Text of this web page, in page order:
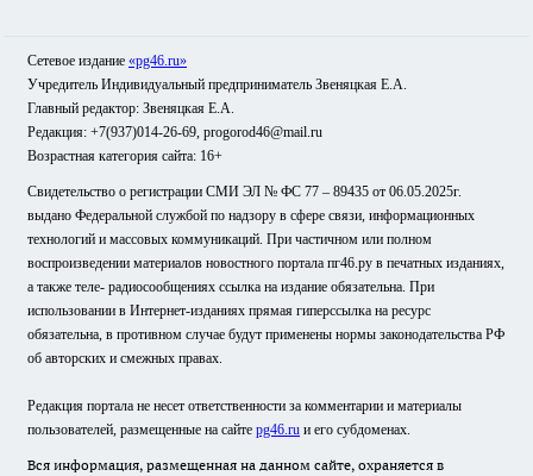
Сетевое издание «pg46.ru»
Учредитель Индивидуальный предприниматель Звеняцкая Е.А.
Главный редактор: Звеняцкая Е.А.
Редакция: +7(937)014-26-69, progorod46@mail.ru
Возрастная категория сайта: 16+
Свидетельство о регистрации СМИ ЭЛ № ФС 77 – 89435 от 06.05.2025г.
выдано Федеральной службой по надзору в сфере связи, информационных
технологий и массовых коммуникаций. При частичном или полном
воспроизведении материалов новостного портала пг46.ру в печатных изданиях,
а также теле- радиосообщениях ссылка на издание обязательна. При
использовании в Интернет-изданиях прямая гиперссылка на ресурс
обязательна, в противном случае будут применены нормы законодательства РФ
об авторских и смежных правах.
Редакция портала не несет ответственности за комментарии и материалы
пользователей, размещенные на сайте pg46.ru и его субдоменах.
Вся информация, размещенная на данном сайте, охраняется в